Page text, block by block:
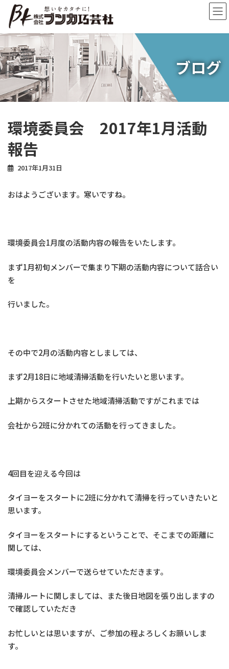
ン
ツ
へ
ス
キ
ッ
プ
ー
シ
ョ
ン
に
移
動
ブログ
環境委員会 2017年1月活動
報告
2017年1月31日
おはようございます。寒いですね。
環境委員会1月度の活動内容の報告をいたします。
まず1月初旬メンバーで集まり下期の活動内容について話合い
を
行いました。
その中で2月の活動内容としましては、
まず2月18日に地域清掃活動を行いたいと思います。
上期からスタートさせた地域清掃活動ですがこれまでは
会社から2班に分かれての活動を行ってきました。
4回目を迎える今回は
タイヨーをスタートに2班に分かれて清掃を行っていきたいと
思います。
タイヨーをスタートにするということで、そこまでの距離に
関しては、
環境委員会メンバーで送らせていただきます。
清掃ルートに関しましては、また後日地図を張り出しますの
で確認していただき
お忙しいとは思いますが、ご参加の程よろしくお願いしま
す。